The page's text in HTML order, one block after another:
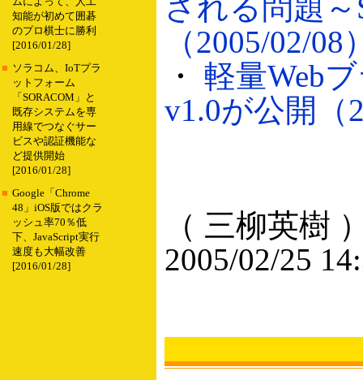
知能が初めて囲碁
のプロ棋士に勝利
[2016/01/28]
■ ソラコム、IoTプラ
ットフォーム
「SORACOM」と
既存システムを専
用線でつなぐサー
ビスや認証機能な
ど提供開始
[2016/01/28]
■ Google「Chrome
48」iOS版ではクラ
ッシュ率70％低
下、JavaScript実行
速度も大幅改善
[2016/01/28]
される問題
（2005/02/08
・ 軽量Web
v1.0が公開（
（ 三柳英樹
2005/02/25